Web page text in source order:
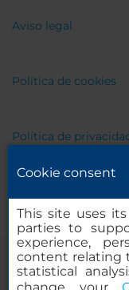
Aviso legal
Política de cookies
Política de
Cookie consent
This site uses
parties to
experience,
content relating
statistical